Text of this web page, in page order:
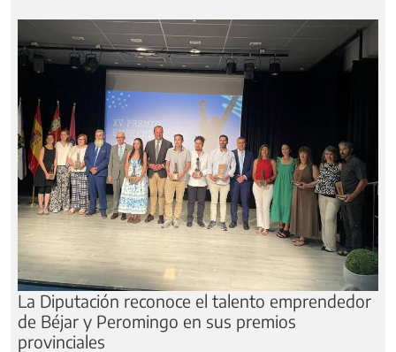
La Diputación reconoce el talento emprendedor
de Béjar y Peromingo en sus premios
provinciales